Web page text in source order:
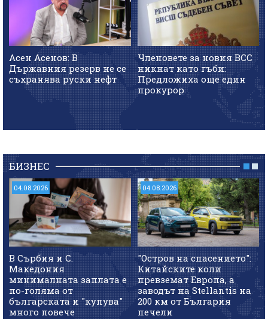
Асен Асенов: В
Държавния резерв не се
съхранява руски нефт
Членовете за новия ВСС
никнат като гъби:
Предложиха още един
прокурор
БИЗНЕС
04.08.2026
В Сърбия и С.
Македония
минималната заплата е
по-голяма от
българската и "купува"
много повече
04.08.2026
"Остров на спасението":
Китайските коли
превземат Европа, а
заводът на Stellantis на
200 км от България
печели